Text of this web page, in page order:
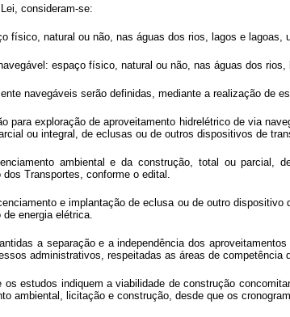
consideram-se:
físico, natural ou não, nas águas dos rios, lagos e
espaço físico, natural ou não, nas águas dos
navegáveis serão definidas, mediante a realização de
para exploração de aproveitamento hidrelétrico de via
ou integral, de eclusas ou de outros dispositivos de
ambiental e da construção, total ou parcial,
Transportes, conforme o edital.
e implantação de eclusa ou de outro
energia elétrica.
a separação e a independência dos
administrativos, respeitadas as áreas de
os estudos indiquem a viabilidade de construção
ambiental, licitação e construção, desde que os